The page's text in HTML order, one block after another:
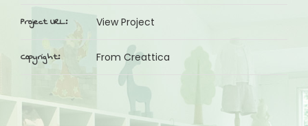
Project URL: View Project
Copyright: From Creattica